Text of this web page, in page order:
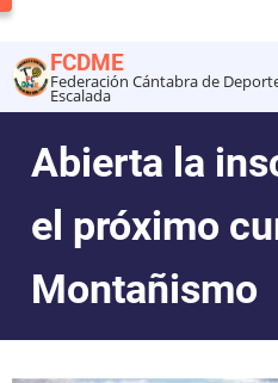
al
contenido
principal
FCDME
Federación Cántabra de
Escalada
Abierta la
el próximo
Montañismo